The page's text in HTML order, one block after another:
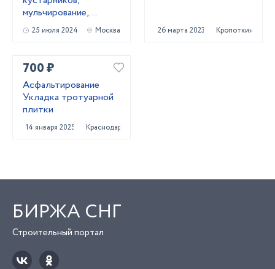
мульчированиe,
выкоpчевка пнeй
25 июля 2024 Москва 26 марта 2023 Кропоткин
700 ₽
Асфальтирование
Укладка тротуарной
плитки
14 января 2025 Краснодар
БИРЖА СНГ
Строительный портал